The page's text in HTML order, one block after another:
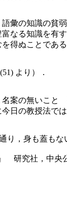
彙の知識の貧
なる知識を有
得ぬことである
より）．
案の無いこと
日の教授法で
，身も蓋も
研究社，中央公